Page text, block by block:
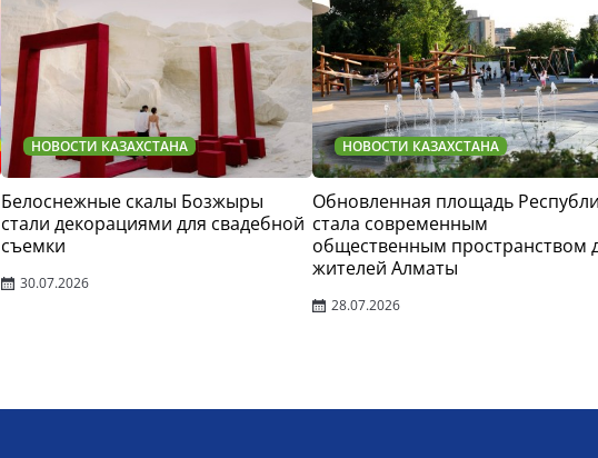
НОВОСТИ КАЗАХСТАНА
Белоснежные скалы Бозжыры
стали декорациями для свадебной
съемки
30.07.2026
НОВОСТИ КАЗАХСТАНА
Обновленная площадь
стала современным
общественным пространством
жителей Алматы
28.07.2026